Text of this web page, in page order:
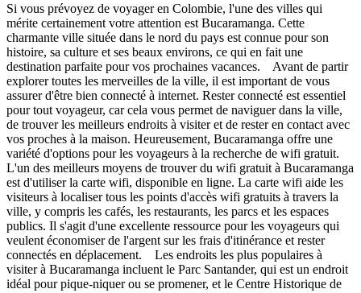
Si vous prévoyez de voyager en Colombie, l'une des villes qui
mérite certainement votre attention est Bucaramanga. Cette
charmante ville située dans le nord du pays est connue pour son
histoire, sa culture et ses beaux environs, ce qui en fait une
destination parfaite pour vos prochaines vacances. Avant de partir
explorer toutes les merveilles de la ville, il est important de vous
assurer d'être bien connecté à internet. Rester connecté est essentiel
pour tout voyageur, car cela vous permet de naviguer dans la ville,
de trouver les meilleurs endroits à visiter et de rester en contact avec
vos proches à la maison. Heureusement, Bucaramanga offre une
variété d'options pour les voyageurs à la recherche de wifi gratuit.
L'un des meilleurs moyens de trouver du wifi gratuit à Bucaramanga
est d'utiliser la carte wifi, disponible en ligne. La carte wifi aide les
visiteurs à localiser tous les points d'accès wifi gratuits à travers la
ville, y compris les cafés, les restaurants, les parcs et les espaces
publics. Il s'agit d'une excellente ressource pour les voyageurs qui
veulent économiser de l'argent sur les frais d'itinérance et rester
connectés en déplacement. Les endroits les plus populaires à
visiter à Bucaramanga incluent le Parc Santander, qui est un endroit
idéal pour pique-niquer ou se promener, et le Centre Historique de